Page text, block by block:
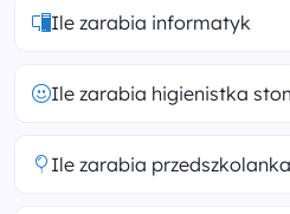
Ile zarabia informatyk
Ile zarabia higienistka
Ile zarabia przedszkolanka